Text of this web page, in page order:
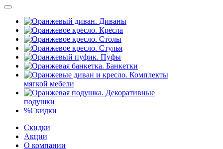
Диваны
Кресла
Столы
Стулья
Пуфы
Банкетки
Комплекты
мягкой мебели
Декоративные
подушки
%Скидки
Скидки
Акции
О компании